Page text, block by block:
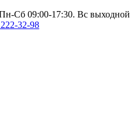
Сб 09:00-17:30. Вс выходной
32-98